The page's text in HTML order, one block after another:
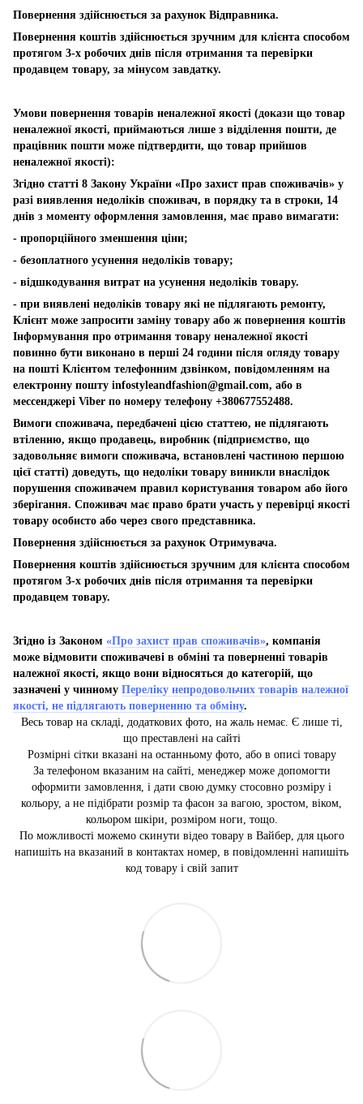
Повернення здійснюється за рахунок Відправника.
Повернення коштів здійснюється зручним для клієнта способом
протягом 3-х робочих днів після отримання та перевірки
продавцем товару, за мінусом завдатку.
Умови повернення товарів неналежної якості (докази що товар
неналежної якості, приймаються лише з відділення пошти, де
працівник пошти може підтвердити, що товар прийшов
неналежної якості):
Згідно статті 8 Закону України «Про захист прав споживачів» у
разі виявлення недоліків споживач, в порядку та в строки, 14
днів з моменту оформлення замовлення, має право вимагати:
- пропорційного зменшення ціни;
- безоплатного усунення недоліків товару;
- відшкодування витрат на усунення недоліків товару.
- при виявлені недоліків товару які не підлягають ремонту,
Клієнт може запросити заміну товару або ж повернення коштів
Інформування про отримання товару неналежної якості
повинно бути виконано в перші 24 години після огляду товару
на пошті Клієнтом телефонним дзвінком, повідомленням на
електронну пошту infostyleandfashion@gmail.com, або в
мессенджері Viber по номеру телефону +380677552488.
Вимоги споживача, передбачені цією статтею, не підлягають
втіленню, якщо продавець, виробник (підприємство, що
задовольняє вимоги споживача, встановлені частиною першою
цієї статті) доведуть, що недоліки товару виникли внаслідок
порушення споживачем правил користування товаром або його
зберігання. Споживач має право брати участь у перевірці якості
товару особисто або через свого представника.
Повернення здійснюється за рахунок Отримувача.
Повернення коштів здійснюється зручним для клієнта способом
протягом 3-х робочих днів після отримання та перевірки
продавцем товару.
Згідно із Законом «Про захист прав споживачів», компанія
може відмовити споживачеві в обміні та поверненні товарів
належної якості, якщо вони відносяться до категорій, що
зазначені у чинному Переліку непродовольчих товарів належної
якості, не підлягають поверненню та обміну.
Весь товар на складі, додаткових фото, на жаль немає. Є лише ті,
що преставлені на сайті
Розмірні сітки вказані на останньому фото, або в описі товару
За телефоном вказаним на сайті, менеджер може допомогти
оформити замовлення, і дати свою думку стосовно розміру і
кольору, а не підібрати розмір та фасон за вагою, зростом, віком,
кольором шкіри, розміром ноги, тощо.
По можливості можемо скинути відео товару в Вайбер, для цього
напишіть на вказаний в контактах номер, в повідомленні напишіть
код товару і свій запит